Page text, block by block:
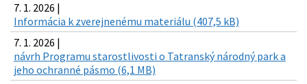
7. 1. 2026 |
Informácia k zverejnenému materiálu (407,5 kB)
7. 1. 2026 |
návrh Programu starostlivosti o Tatranský národný park a
jeho ochranné pásmo (6,1 MB)